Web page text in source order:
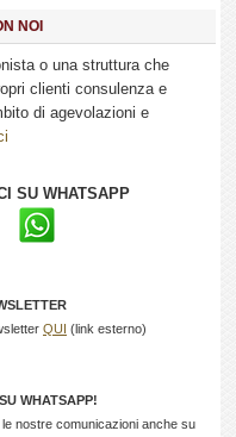
NOI
o una struttura che
clienti consulenza e
di agevolazioni e
SU WHATSAPP
QUI (link esterno)
WHATSAPP!
nostre comunicazioni anche su